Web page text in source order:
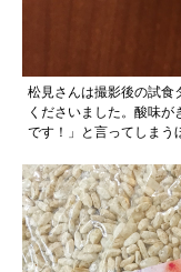
松見さんは撮影後の試食
くださいました。酸味
です！」と言ってしまう